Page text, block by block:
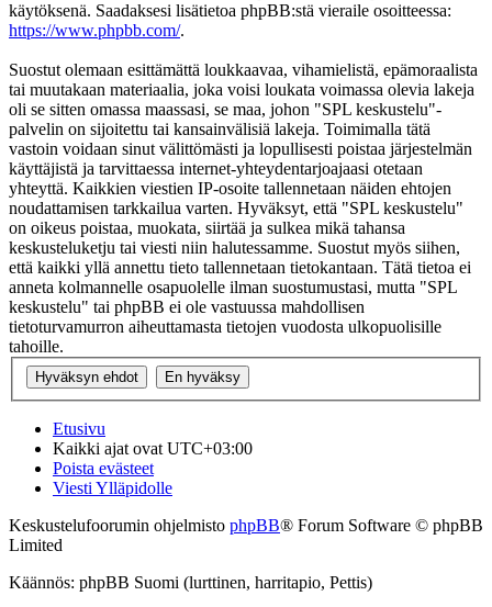
käytöksenä. Saadaksesi lisätietoa phpBB:stä vieraile osoitteessa:
https://www.phpbb.com/.
Suostut olemaan esittämättä loukkaavaa, vihamielistä, epämoraalista
tai muutakaan materiaalia, joka voisi loukata voimassa olevia lakeja
oli se sitten omassa maassasi, se maa, johon "SPL keskustelu"-
palvelin on sijoitettu tai kansainvälisiä lakeja. Toimimalla tätä
vastoin voidaan sinut välittömästi ja lopullisesti poistaa järjestelmän
käyttäjistä ja tarvittaessa internet-yhteydentarjoajaasi otetaan
yhteyttä. Kaikkien viestien IP-osoite tallennetaan näiden ehtojen
noudattamisen tarkkailua varten. Hyväksyt, että "SPL keskustelu"
on oikeus poistaa, muokata, siirtää ja sulkea mikä tahansa
keskusteluketju tai viesti niin halutessamme. Suostut myös siihen,
että kaikki yllä annettu tieto tallennetaan tietokantaan. Tätä tietoa ei
anneta kolmannelle osapuolelle ilman suostumustasi, mutta "SPL
keskustelu" tai phpBB ei ole vastuussa mahdollisen
tietoturvamurron aiheuttamasta tietojen vuodosta ulkopuolisille
tahoille.
Etusivu
Kaikki ajat ovat UTC+03:00
Poista evästeet
Viesti Ylläpidolle
Keskustelufoorumin ohjelmisto phpBB® Forum Software © phpBB
Limited
Käännös: phpBB Suomi (lurttinen, harritapio, Pettis)